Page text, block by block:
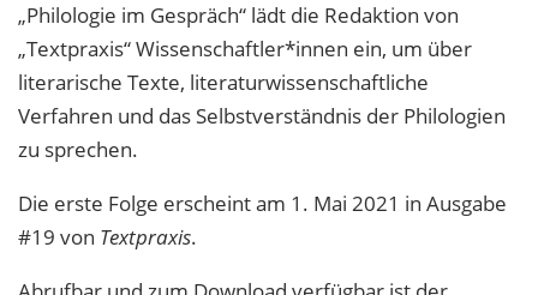
„Philologie im Gespräch“ lädt die Redaktion von
„Textpraxis“ Wissenschaftler*innen ein, um über
literarische Texte, literaturwissenschaftliche
Verfahren und das Selbstverständnis der Philologien
zu sprechen.
Die erste Folge erscheint am 1. Mai 2021 in Ausgabe
#19 von Textpraxis.